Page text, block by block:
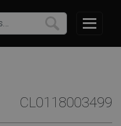
CL0118003499